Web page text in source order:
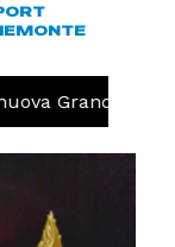
Granda Volley